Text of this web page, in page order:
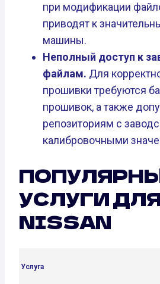
при модификации
приводят к
машины.
Неполный доступ к
файлам. Для
прошивки требуются
прошивок, а также
репозиториям с
калибровочными
УСЛУГИ
NISSAN
Услуга